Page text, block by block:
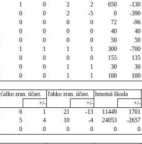
1 0 2 2 650 -130
0 0 2 -5 0 -390
0 0 0 0 72 -96
0 0 0 0 40 40
0 0 0 0 50 50
1 1 1 1 300 -700
0 0 0 0 155 135
0 0 1 1 30 30
0 0 1 1 100 100
ťažko zran. účast. ľahko zran. účast. hmotná škoda
+/- +/- +/-
6 1 21 -13 11449 1701
5 4 10 -4 24053 -2657
0 0 0 0 0 0